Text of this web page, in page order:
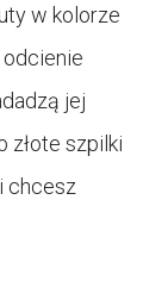
w kolorze
jej
złote szpilki
chcesz